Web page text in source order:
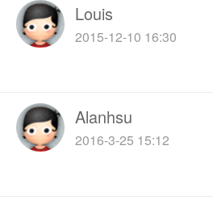
Louis
2015-12-10 16:30
Alanhsu
2016-3-25 15:12